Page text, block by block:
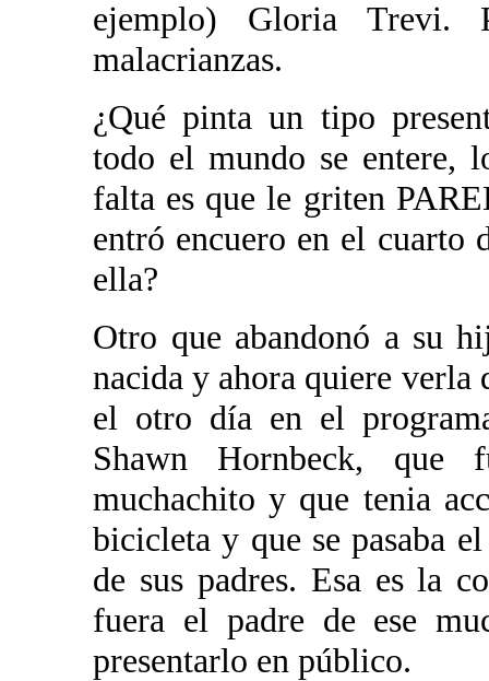
ejemplo) Gloria
malacrianzas.
¿Qué pinta un tipo
todo el mundo se entere,
falta es que le griten
entró encuero en el cuarto
ella?
Otro que abandonó a su
nacida y ahora quiere verla
el otro día en el
Shawn Hornbeck, que
muchachito y que tenia
bicicleta y que se pasaba
de sus padres. Esa es la
fuera el padre de ese
presentarlo en público.